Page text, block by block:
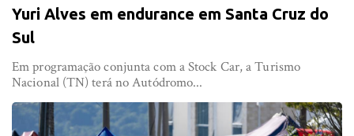
Yuri Alves em endurance em Santa Cruz do
Sul
Em programação conjunta com a Stock Car, a Turismo
Nacional (TN) terá no Autódromo...